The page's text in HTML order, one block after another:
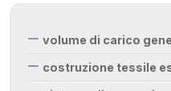
volume di carico
costruzione tessile